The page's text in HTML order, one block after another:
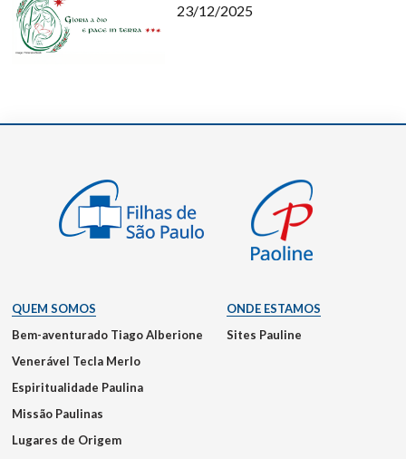
23/12/2025
QUEM SOMOS
Bem-aventurado Tiago Alberione
Venerável Tecla Merlo
Espiritualidade Paulina
Missão Paulinas
Lugares de Origem
ONDE ESTAMOS
Sites Pauline